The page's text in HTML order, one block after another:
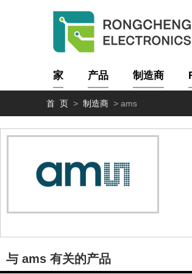
家 产品 制造商
首 页 > 制造商 > ams
与 ams 有关的产品